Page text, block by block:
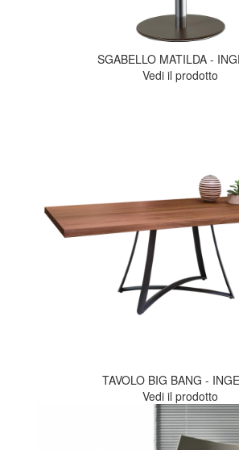
SGABELLO MATILDA -
Vedi il prodotto
TAVOLO BIG BANG -
Vedi il prodotto